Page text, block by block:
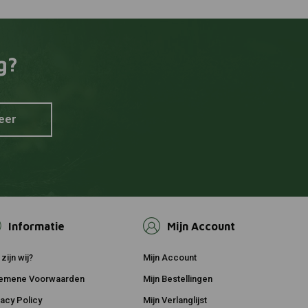
Luchtfilter Suzuki DL1000 V-
Informatie
zijn wij?
Voorwaarden
Policy
Mijn Account
Mijn Account
Mijn Bestellingen
Mijn Verlanglijst